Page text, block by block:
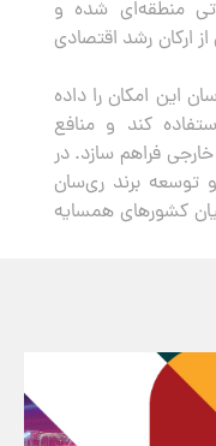
منطقه‌ای شده و
ارکان رشد اقتصادی
این امکان را داده
کند و منافع
فراهم سازد. در
توسعه برند ری‌سان
کشورهای همسایه